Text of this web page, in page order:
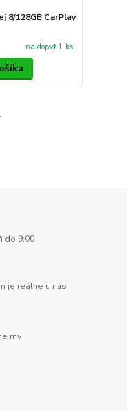
8/128GB CarPlay
na dopyt 1 ks
do 9:00
je reálne u nás
my